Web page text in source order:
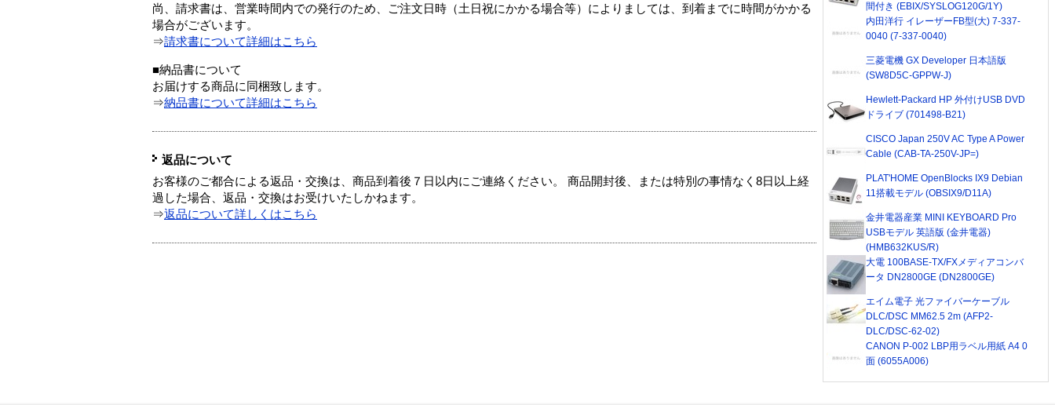
尚、請求書は、営業時間内での発行のため、ご注文日時（土日祝にかかる場合等）によりましては、到着までに時間がかかる
場合がございます。
⇒請求書について詳細はこちら
■納品書について
お届けする商品に同梱致します。
⇒納品書について詳細はこちら
返品について
お客様のご都合による返品・交換は、商品到着後７日以内にご連絡ください。 商品開封後、または特別の事情なく8日以上経
過した場合、返品・交換はお受けいたしかねます。
⇒返品について詳しくはこちら
間付き (EBIX/SYSLOG120G/1Y)
内田洋行 イレーザーFB型(大) 7-337-
0040 (7-337-0040)
三菱電機 GX Developer 日本語版
(SW8D5C-GPPW-J)
Hewlett-Packard HP 外付けUSB DVD
ドライブ (701498-B21)
CISCO Japan 250V AC Type A Power
Cable (CAB-TA-250V-JP=)
PLAT'HOME OpenBlocks IX9 Debian
11搭載モデル (OBSIX9/D11A)
金井電器産業 MINI KEYBOARD Pro
USBモデル 英語版 (金井電器)
(HMB632KUS/R)
大電 100BASE-TX/FXメディアコンバ
ータ DN2800GE (DN2800GE)
エイム電子 光ファイバーケーブル
DLC/DSC MM62.5 2m (AFP2-
DLC/DSC-62-02)
CANON P-002 LBP用ラベル用紙 A4 0
面 (6055A006)